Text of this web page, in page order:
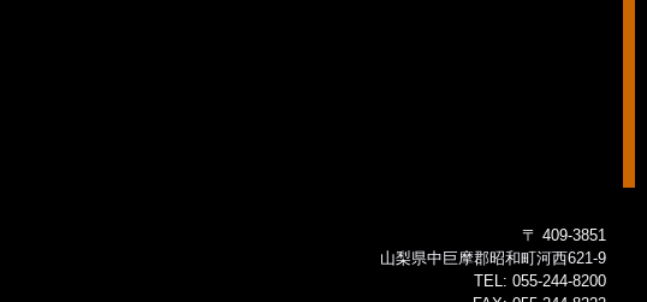
〒 409-3851
山梨県中巨摩郡昭和町河西621-9
TEL: 055-244-8200